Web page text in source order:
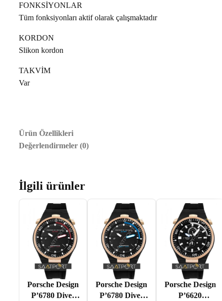
FONKSİYONLAR
Tüm fonksiyonları aktif olarak çalışmaktadır
KORDON
Slikon kordon
TAKVİM
Var
Ürün Özellikleri
Değerlendirmeler (0)
İlgili ürünler
Porsche Design
P’6780 Diver
Porsche Design
P’6780 Diver
Porsche Design
P’6620